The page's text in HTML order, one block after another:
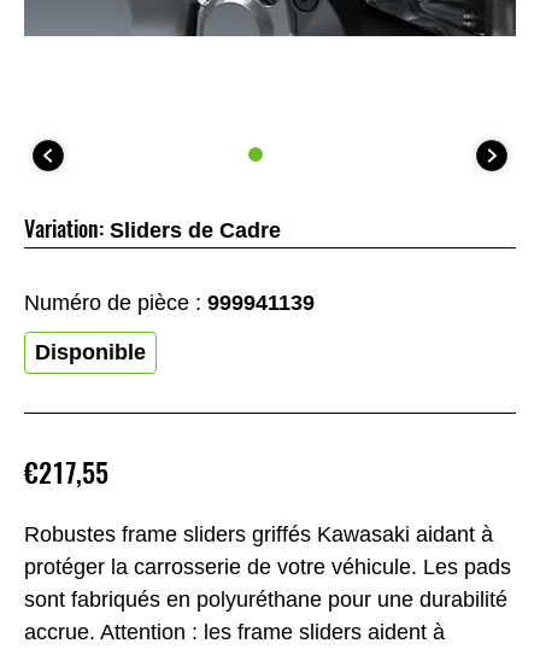
Robustes frame sliders griffés Kawasaki aidant à
protéger la carrosserie de votre véhicule. Les pads
sont fabriqués en polyuréthane pour une durabilité
accrue. Attention : les frame sliders aident à
€217,55
Variation: Sliders de Cadre
Numéro de pièce : 999941139
Disponible